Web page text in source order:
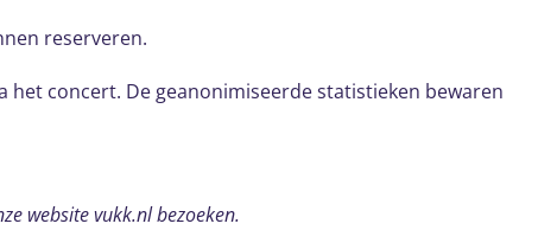
reserveren.
het concert. De geanonimiseerde statistieken bewaren
website vukk.nl bezoeken.